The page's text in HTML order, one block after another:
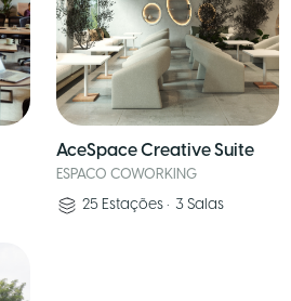
AceSpace Creative Suite
ESPACO COWORKING
25 Estações • 3 Salas